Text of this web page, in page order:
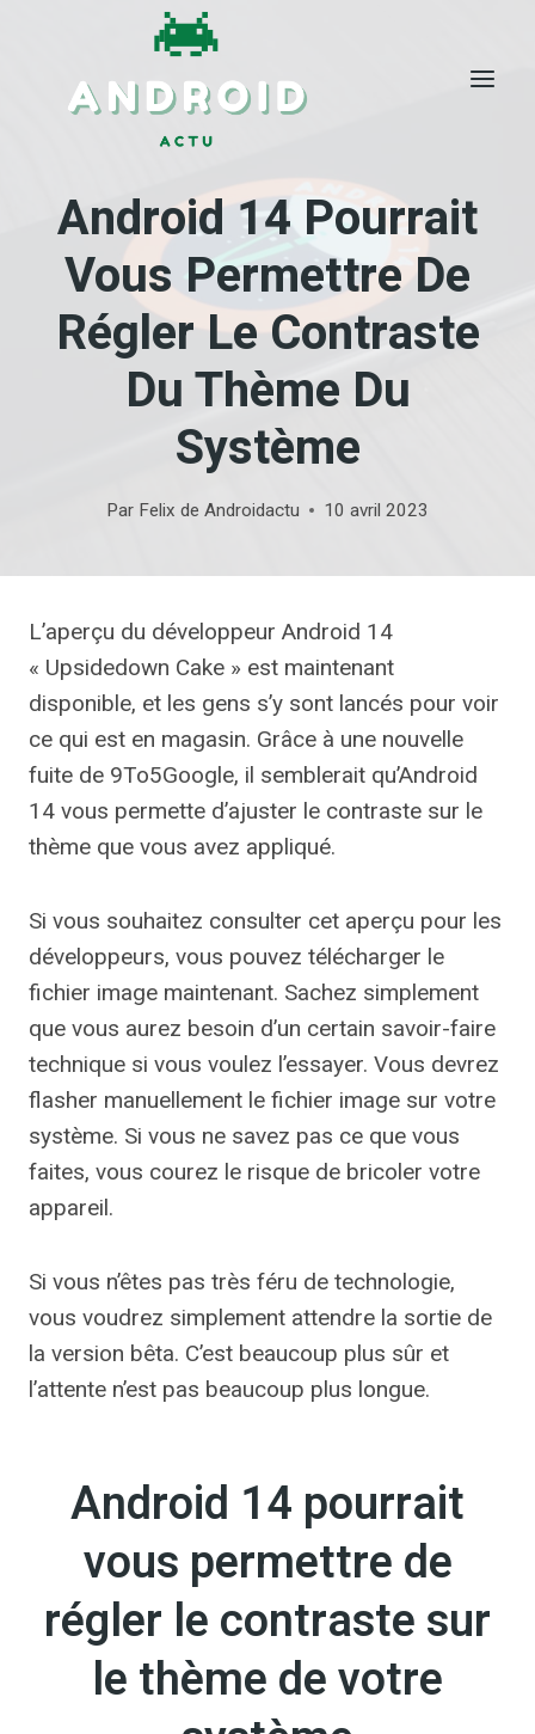
Android 14 Pourrait
Vous Permettre De
Régler Le Contraste
Du Thème Du
Système
Par Felix de Androidactu 10 avril 2023
L’aperçu du développeur Android 14
« Upsidedown Cake » est maintenant
disponible, et les gens s’y sont lancés pour voir
ce qui est en magasin. Grâce à une nouvelle
fuite de 9To5Google, il semblerait qu’Android
14 vous permette d’ajuster le contraste sur le
thème que vous avez appliqué.
Si vous souhaitez consulter cet aperçu pour les
développeurs, vous pouvez télécharger le
fichier image maintenant. Sachez simplement
que vous aurez besoin d’un certain savoir-faire
technique si vous voulez l’essayer. Vous devrez
flasher manuellement le fichier image sur votre
système. Si vous ne savez pas ce que vous
faites, vous courez le risque de bricoler votre
appareil.
Si vous n’êtes pas très féru de technologie,
vous voudrez simplement attendre la sortie de
la version bêta. C’est beaucoup plus sûr et
l’attente n’est pas beaucoup plus longue.
Android 14 pourrait
vous permettre de
régler le contraste sur
le thème de votre